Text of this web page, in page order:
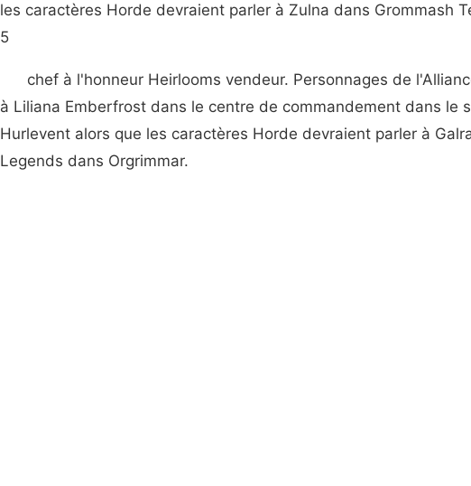
les caractères Horde devraient parler à Zulna dans Grommash
5
chef à l'honneur Heirlooms vendeur. Personnages de
à Liliana Emberfrost dans le centre de commandement dans le
Hurlevent alors que les caractères Horde devraient parler à
Legends dans Orgrimmar.